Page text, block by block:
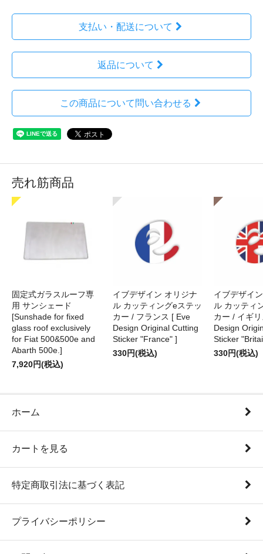
支払い・配送について
返品について
この商品について問い合わせる
売れ筋商品
固定式ガラスルーフ専
用 サンシェード
[Sunshade for fixed
glass roof exclusively
for Fiat 500&500e and
Abarth 500e.]
7,920円(税込)
イブデザイン オリジナ
ル カッティングeステッ
カー / フランス [ Eve
Design Original Cutting
Sticker "France" ]
330円(税込)
イブデザイ
ル カッティ
カー / イギ
Design
Sticker
330円(税込)
ホーム
カートを見る
特定商取引法に基づく表記
プライバシーポリシー